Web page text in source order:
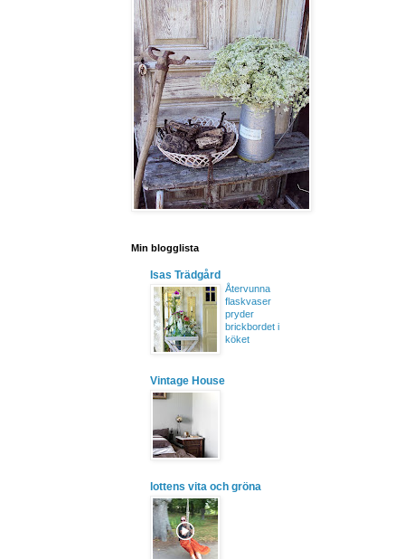
Min blogglista
Isas Trädgård
Återvunna
flaskvaser
pryder
brickbordet i
köket
Vintage House
lottens vita och gröna